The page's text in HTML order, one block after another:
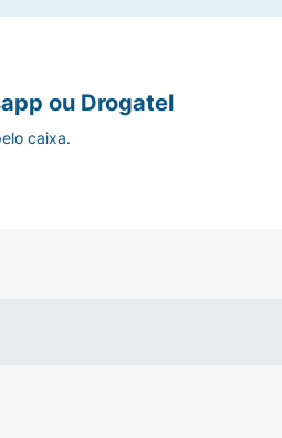
*Teste in-vitro conduzido
axilas. Não usar se a pele
e procurar orientação
Não pulverizar perto do fogo
luz solar. Não expor ao sol
de distância das axilas.
ou Drogatel
caixa.